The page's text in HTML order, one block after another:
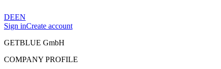
DEEN
Sign inCreate account
GETBLUE GmbH
COMPANY PROFILE